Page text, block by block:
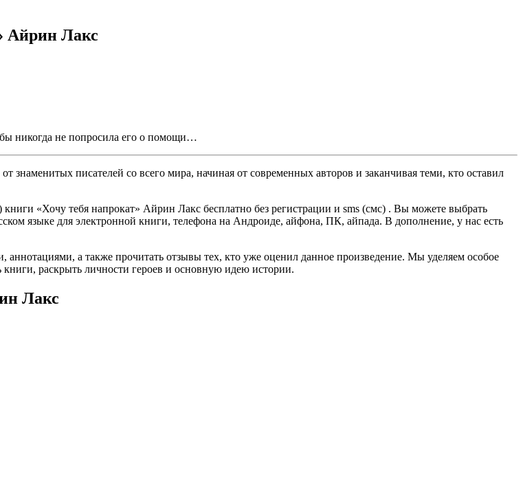
Айрин Лакс
никогда не попросила его о помощи…
писателей со всего мира, начиная от современных авторов и заканчивая теми, кто оставил
«Хочу тебя напрокат» Айрин Лакс бесплатно без регистрации и sms (смс) . Вы можете выбрать
языке для электронной книги, телефона на Андроиде, айфона, ПК, айпада. В дополнение, у нас есть
аннотациями, а также прочитать отзывы тех, кто уже оценил данное произведение. Мы уделяем особое
раскрыть личности героев и основную идею истории.
Лакс